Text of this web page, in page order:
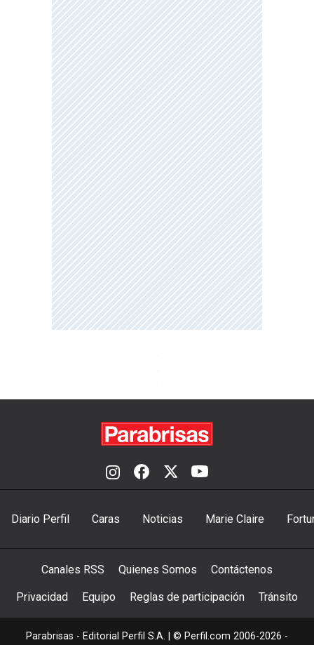
Diario Perfil Caras Noticias Marie Claire
Canales RSS Quienes Somos Contáctenos
Privacidad Equipo Reglas de participación Tránsito
Parabrisas - Editorial Perfil S.A. | © Perfil.com 2006-2026 -